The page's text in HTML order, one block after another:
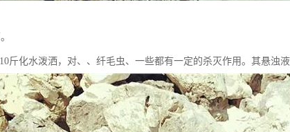
斤化水泼洒，对、、纤毛虫、一些都有一定的杀灭作用。其悬浊